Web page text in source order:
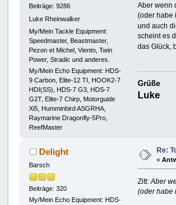
Beiträge: 9286
Luke Rheinwalker
My/Mein Tackle Equipment:
Speedmaster, Beastmaster,
Pezon et Michel, Viento, Twin
Power, Stradic und anderes.
My/Mein Echo Equipment: HDS-
9 Carbon, Elite-12 TI, HOOK2-7
HDI(SS), HDS-7 G3, HDS-7
G2T, Elite-7 Chirp, Motorguide
Xi5, Humminbird ASGRHA,
Raymarine Dragonfly-5Pro,
ReefMaster
Aber wenn
(oder habe
und auch
scheint es
das Glück,
Grüße
Luke
Delight
Barsch
Beiträge: 320
My/Mein Echo Equipment: HDS-
Re:
«
Zitt:Aber
(oder habe